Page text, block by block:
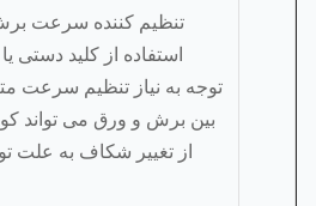
تنظیم کننده سرعت برش:
استفاده از کلید دستی یا
توجه به نیاز تنظیم سرعت
بین برش و ورق می تواند کوچک
از تغییر شکاف به علت